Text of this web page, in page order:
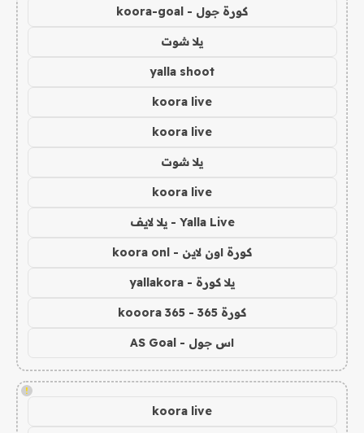
كورة جول - koora-goal
يلا شوت
yalla shoot
koora live
koora live
يلا شوت
koora live
Yalla Live - يلا لايف
كورة اون لاين - koora onl
يلا كورة - yallakora
كورة 365 - kooora 365
اس جول - AS Goal
!
koora live